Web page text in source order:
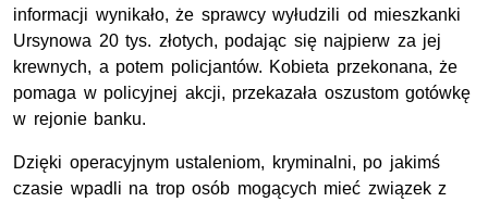
informacji wynikało, że sprawcy wyłudzili od mieszkanki
Ursynowa 20 tys. złotych, podając się najpierw za jej
krewnych, a potem policjantów. Kobieta przekonana, że
pomaga w policyjnej akcji, przekazała oszustom gotówkę
w rejonie banku.
Dzięki operacyjnym ustaleniom, kryminalni, po jakimś
czasie wpadli na trop osób mogących mieć związek z